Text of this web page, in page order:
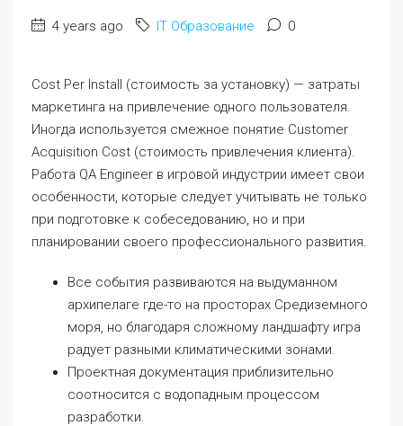
4 years ago IT Образование 0
Cost Per Install (стоимость за установку) — затраты
маркетинга на привлечение одного пользователя.
Иногда используется смежное понятие Customer
Acquisition Cost (стоимость привлечения клиента).
Работа QA Engineer в игровой индустрии имеет свои
особенности, которые следует учитывать не только
при подготовке к собеседованию, но и при
планировании своего профессионального развития.
Все события развиваются на выдуманном
архипелаге где-то на просторах Средиземного
моря, но благодаря сложному ландшафту игра
радует разными климатическими зонами.
Проектная документация приблизительно
соотносится с водопадным процессом
разработки.